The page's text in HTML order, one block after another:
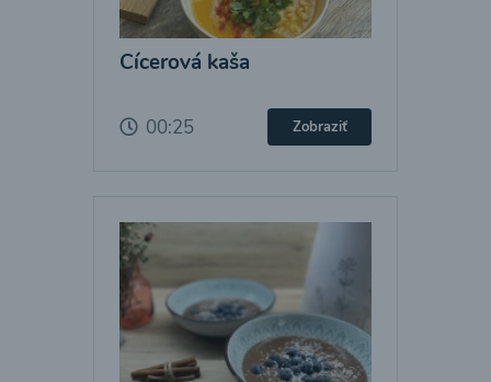
Cícerová kaša
00:25 Zobraziť